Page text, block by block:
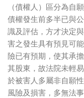
（債權人）區分為自
債權發生前多半已與
識及評估，方才決定
害之發生具有預見可
險已有預期，使其承
其股東，故法院未輕
於被害人多屬非自願
風險及損害，多無法